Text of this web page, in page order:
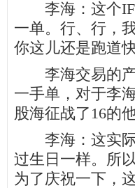
李海：这个
一单。行、行，
你这儿还是跑道快
李海交易的产
一手单，对于李
股海征战了16的
李海：这实际
过生日一样。所
为了庆祝一下，